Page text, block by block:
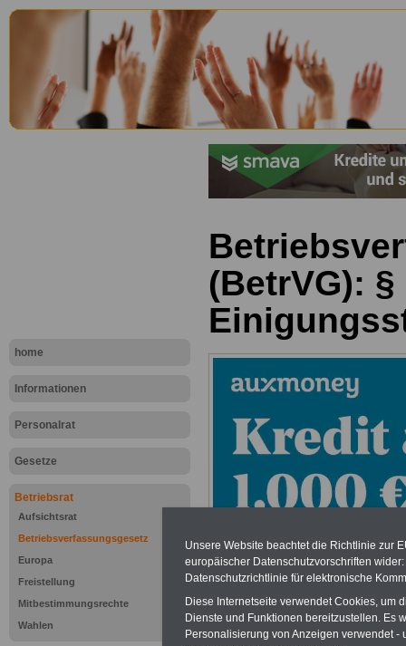
home
Informationen
Personalrat
Gesetze
Betriebsrat
Aufsichtsrat
Betriebsverfassungsgesetz
Europa
Freistellung
Mitbestimmungsrechte
Wahlen
(BetrVG): §
Zur Übersicht
Unsere Website beachtet die Richtlinie zur
europäischer Datenschutzvorschriften
Datenschutzrichtlinie für elektronische
Diese Internetseite verwendet Cookies, um
Dienste und Funktionen bereitzustellen. Es
Personalisierung von Anzeigen verwendet